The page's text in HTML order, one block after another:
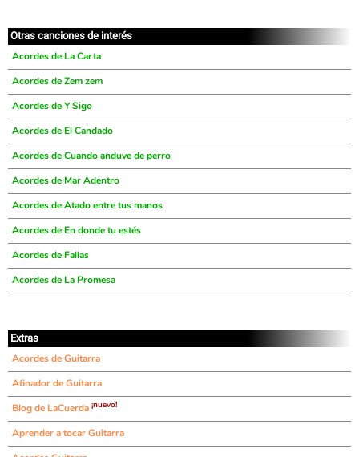
Otras canciones de interés
Acordes de La Carta
Acordes de Zem zem
Acordes de Y Sigo
Acordes de El Candado
Acordes de Cuando anduve de perro
Acordes de Mar Adentro
Acordes de Atado entre tus manos
Acordes de En donde tu estés
Acordes de Fallas
Acordes de La Promesa
Extras
Acordes de Guitarra
Afinador de Guitarra
Blog de LaCuerda ¡nuevo!
Aprender a tocar Guitarra